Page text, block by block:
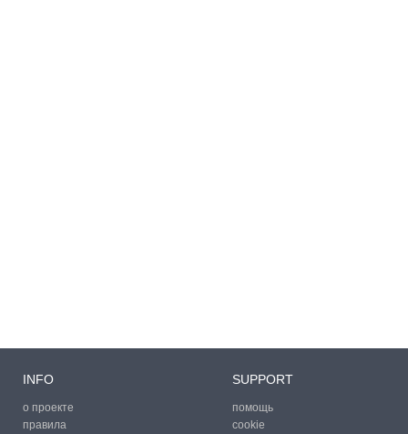
INFO
о проекте
правила
SUPPORT
помощь
cookie